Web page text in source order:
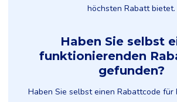
höchsten Rabatt bietet.
Haben Sie selbst
funktionierenden
gefunden?
Haben Sie selbst einen Rabattcode für